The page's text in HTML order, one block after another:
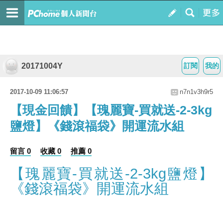
我的
訂閱
20171004Y
2017-10-09 11:06:57 n7n1v3h9r5
【現金回饋】【瑰麗寶-買就送-2-3kg
鹽燈】《錢滾福袋》開運流水組
留言 0 收藏 0 推薦 0
【瑰麗寶-買就送-2-3kg鹽燈】
《錢滾福袋》開運流水組